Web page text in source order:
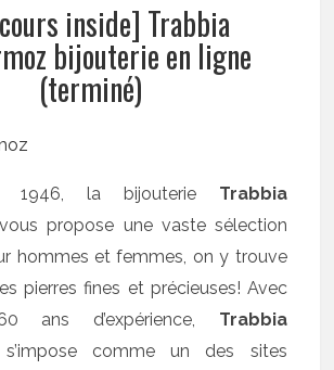
inside] Trabbia
bijouterie en ligne
(terminé)
1946, la bijouterie Trabbia
vous propose une vaste sélection
hommes et femmes, on y trouve
pierres fines et précieuses! Avec
ans d’expérience, Trabbia
s’impose comme un des sites